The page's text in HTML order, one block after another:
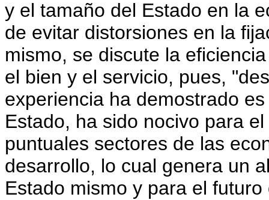
y el tamaño del Estado en la
de evitar distorsiones en la
mismo, se discute la
el bien y el servicio, pues,
experiencia ha demostrado
Estado, ha sido nocivo para
puntuales sectores de las
desarrollo, lo cual genera un
Estado mismo y para el